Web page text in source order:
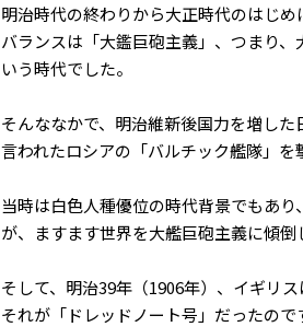
明治時代の終わりから大正時代のはじ
バランスは「大鑑巨砲主義」、つまり
いう時代でした。
そんななかで、明治維新後国力を増し
言われたロシアの「バルチック艦隊」を
当時は白色人種優位の時代背景でもあ
が、ますます世界を大艦巨砲主義に傾
そして、明治39年（1906年）、イギリ
それが「ドレッドノート号」だったので